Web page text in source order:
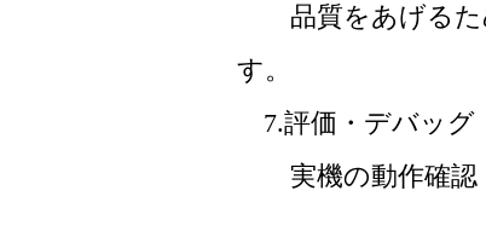
品質をあげるた
す。
7.評価・デバッグ